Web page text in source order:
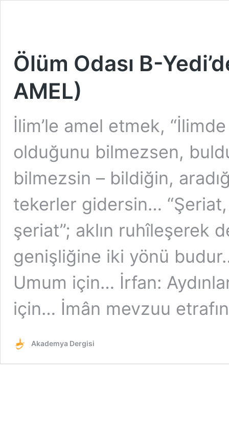
Ölüm Odası B-
AMEL)
İlim’le amel etmek,
olduğunu bilmezsen,
bilmezsin – bildiğin,
tekerler gidersin… “Şeriat,
şeriat”; aklın ruhîleşerek
genişliğine iki yönü
Umum için… İrfan:
için… İmân mevzuu
Akademya Dergisi